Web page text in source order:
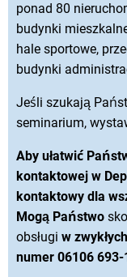
ponad 80
budynki
hale sportowe,
budynki
Jeśli szukają
seminarium,
Aby ułatwić
kontaktowej w
kontaktowy dla
Mogą Państwo
obsługi w
numer 06106 693-